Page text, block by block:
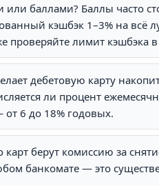
или баллами? Баллы часто
кэшбэк 1–3% на всё
проверяйте лимит кэшбэка
дебетовую карту
ли процент
от 6 до 18% годовых.
берут комиссию за
банкомате — это